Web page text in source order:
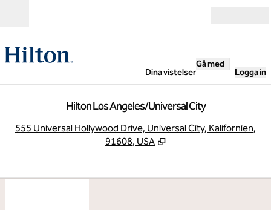
Dina vistelser
Gå med
Logga in
Hilton Los Angeles/Universal City
555 Universal Hollywood Drive, Universal City, Kalifornien,
91608, USA